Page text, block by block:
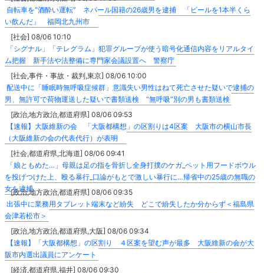
自転車を“酒酔い運転” ネパール国籍の26歳男を逮捕 「ビールを1本半くら
い飲んだ」 福岡北九州市
[社会] 08/06 10:10
「シグナル」「テレグラム」犯罪グループが使う暗号化通信内容をリアルタイ
ム把握 新手法や法整備に専門家会議設置へ 警察庁
[社会,事件・事故・裁判,東京] 08/06 10:00
配送中に「睡眠時無呼吸症候群」意識失い男性はねて死亡させた疑いで逮捕の
男、無許可で荷物運送した疑いで書類送検 “無呼吸”別の男も書類送検
[政治,地方政治,都道府県] 08/06 09:53
【速報】大阪維新の会 「大阪都構想」の区割りは4区案 大阪市の横山市長
（大阪維新の会の代表代行）が表明
[社会,都道府県,北海道] 08/06 09:41
「娘ともめた…」母親は足の指を骨折し全身打撲のケガ_ペット用フードボウル
を投げつけた上、殴る暴行_口論がもとで激しい暴行に…帰省中の25歳の無職の
女を逮捕
[政治,地方政治,都道府県] 08/06 09:35
出張中に業務用タブレット端末など紛失 どこで紛失したか分からず＜福島県
会津若松市＞
[政治,地方政治,都道府県,大阪] 08/06 09:34
【速報】「大阪都構想」の区割り ４区案を望む声が最多 大阪維新の会が大
阪市内選出議員にアンケート
[経済,都道府県,福井] 08/06 09:30